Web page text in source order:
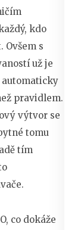
kdo
Ovšem s
už je
automaticky
pravidlem.
výtvor se
tomu
tím
co dokáže